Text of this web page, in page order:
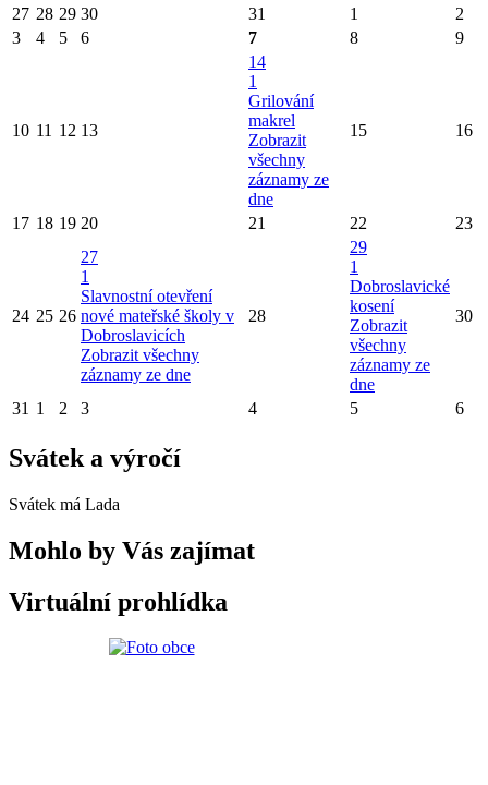
27 28 29 30 31 1
2
3
4 5 6 7 8 9
10 11 12 13
14
1
Grilování
makrel
Zobrazit
všechny
záznamy ze
dne
15 16
17 18 19 20 21 22 23
24 25 26
27
1
Slavnostní otevření
nové mateřské školy v
Dobroslavicích
Zobrazit všechny
záznamy ze dne
28
29
1
Dobroslavické
kosení
Zobrazit
všechny
záznamy ze
dne
30
31 1 2 3 4 5 6
Svátek a výročí
Svátek má Lada
Mohlo by Vás zajímat
Virtuální prohlídka